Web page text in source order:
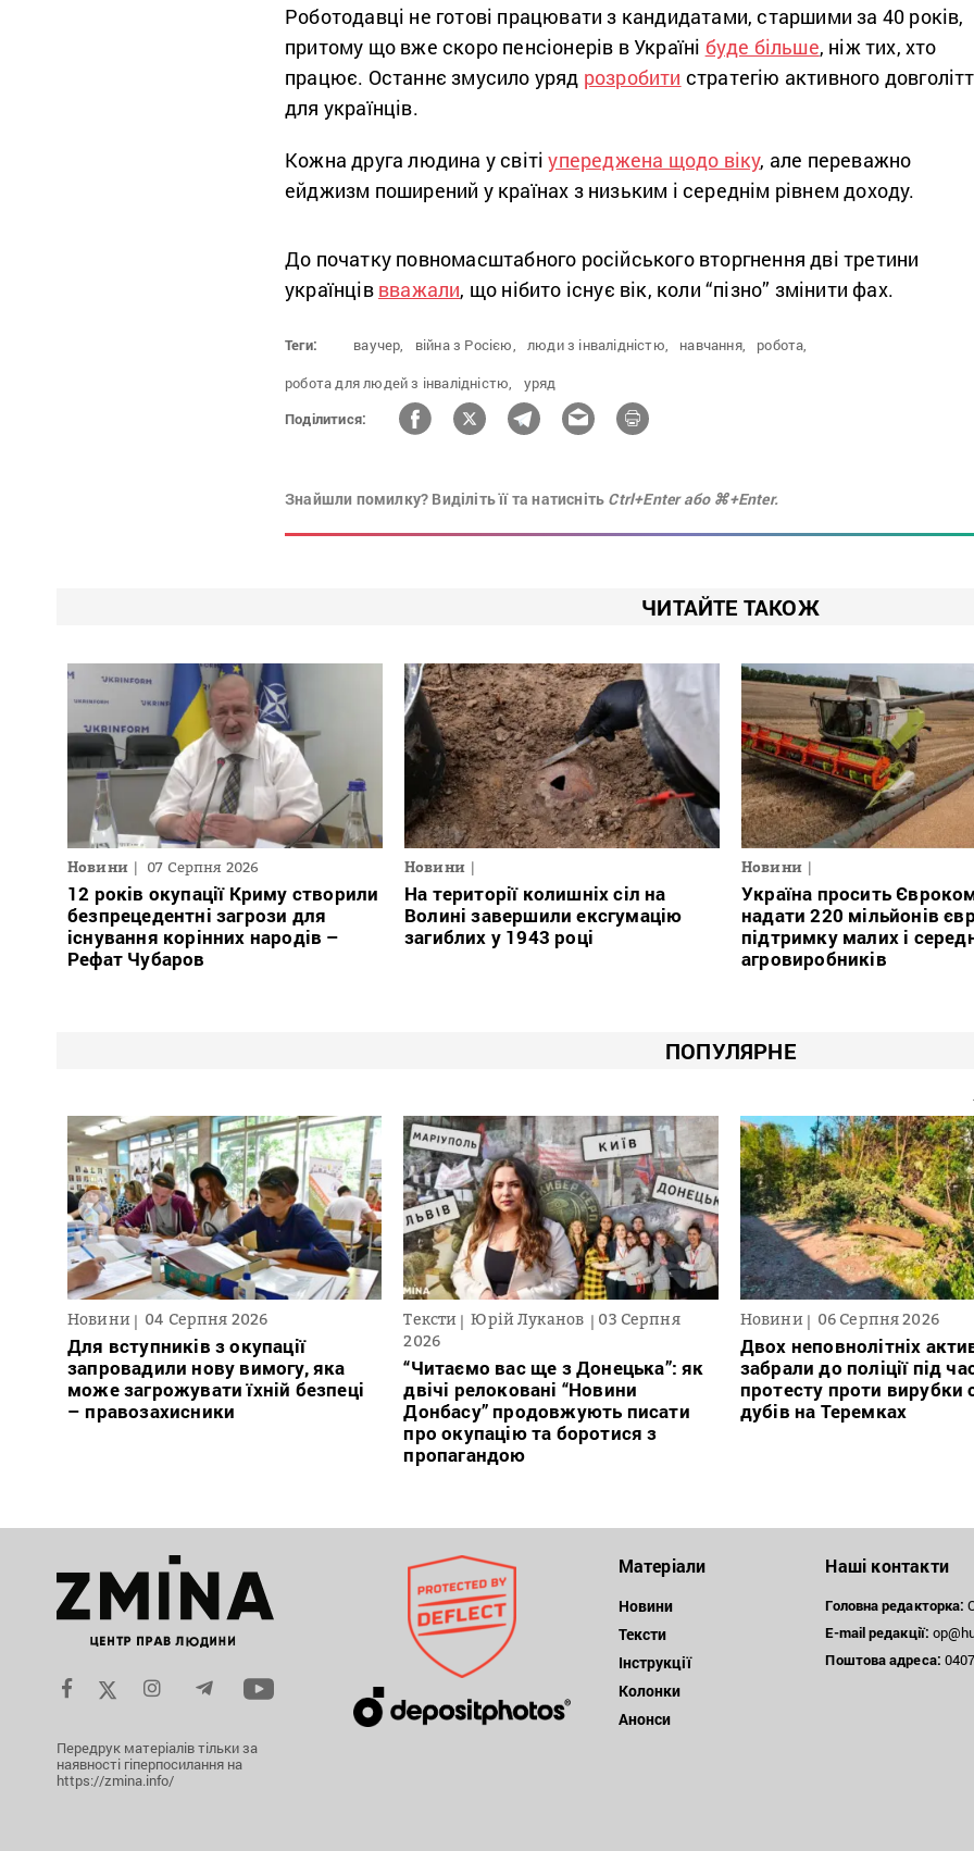
Роботодавці не готові працювати з кандидатами, старшими за 40 років,
притому що вже скоро пенсіонерів в Україні буде більше, ніж тих, хто
працює. Останнє змусило уряд розробити стратегію активного
для українців.
Кожна друга людина у світіупереджена щодо віку, але переважно
ейджизм поширений у країнах з низьким і середнім рівнем доходу.
До початку повномасштабного російського вторгнення дві третини
українців вважали, що нібито існує вік, коли “пізно” змінити фах.
Теги: ваучер, війна з Росією, люди з інвалідністю, навчання,
робота,
робота для людей з інвалідністю,
уряд
Поділитися:
Знайшли помилку? Виділіть її та натисніть Ctrl+Enter або ⌘+Enter.
ЧИТАЙТЕ ТАКОЖ
Новини 07 Серпня 2026
12 років окупації Криму створили
безпрецедентні загрози для
існування корінних народів –
Рефат Чубаров
Новини
На території колишніх сіл на
Волині завершили ексгумацію
загиблих у 1943 році
Новини
Україна просить
надати 220 мільйонів
підтримку малих і
агровиробників
ПОПУЛЯРНЕ
Новини 04 Серпня 2026
Для вступників з окупації
запровадили нову вимогу, яка
може загрожувати їхній безпеці
– правозахисники
Тексти Юрій Луканов
03 Серпня
2026
“Читаємо вас ще з Донецька”: як
двічі релоковані “Новини
Донбасу” продовжують писати
про окупацію та боротися з
пропагандою
Новини 06 Серпня 2026
Двох неповнолітніх
забрали до поліції під
протесту проти вирубки
дубів на Теремках
Передрук матеріалів тільки за
наявності гіперпосилання на
https://zmina.info/
Матеріали
Новини
Тексти
Інструкції
Колонки
Анонси
Наші контакти
Головна редакторка:
E-mail редакції:
Поштоваадреса: